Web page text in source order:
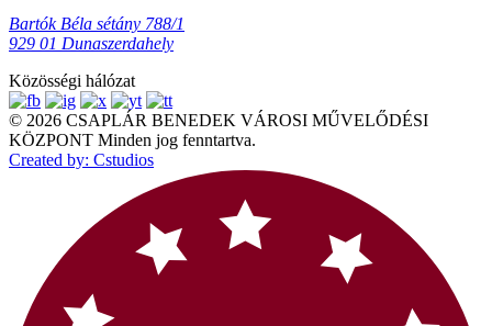
Bartók Béla sétány 788/1
929 01 Dunaszerdahely
Közösségi hálózat
© 2026 CSAPLÁR BENEDEK VÁROSI MŰVELŐDÉSI
KÖZPONT Minden jog fenntartva.
Created by: Cstudios